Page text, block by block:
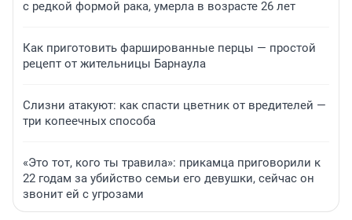
с редкой формой рака, умерла в возрасте 26 лет
Как приготовить фаршированные перцы — простой
рецепт от жительницы Барнаула
Слизни атакуют: как спасти цветник от вредителей —
три копеечных способа
«Это тот, кого ты травила»: прикамца приговорили к
22 годам за убийство семьи его девушки, сейчас он
звонит ей с угрозами